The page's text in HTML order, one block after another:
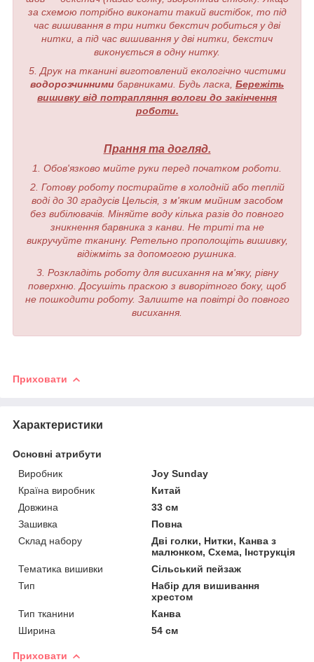
за схемою потрібно виконати такий вистібок, то під
час вишивання в три нитки бекстич робиться у дві
нитки, а під час вишивання у дві нитки, бекстич
виконується в одну нитку.
5. Друк на тканині виготовлений екологічно чистими
водорозчинними барвниками. Будь ласка, Бережіть
вишивку від потрапляння вологи до закінчення
роботи.
Прання та догляд.
1. Обов'язково мийте руки перед початком роботи.
2. Готову роботу постирайте в холодній або теплій
воді до 30 градусів Цельсія, з м'яким мийним засобом
без вибілювачів. Міняйте воду кілька разів до повного
зникнення барвника з канви. Не триті та не
викручуйте тканину. Ретельно прополощіть вишивку,
відіжміть за допомогою рушника.
3. Розкладіть роботу для висихання на м'яку, рівну
поверхню. Досушіть праскою з виворітного боку, щоб
не пошкодити роботу. Залиште на повітрі до повного
висихання.
Приховати
Характеристики
Основні атрибути
Виробник
Joy Sunday
Країна виробник
Китай
Довжина
33 см
Зашивка
Повна
Склад набору
Дві голки, Нитки, Канва з
малюнком, Схема, Інструкція
Тематика вишивки
Сільський пейзаж
Тип
Набір для вишивання
хрестом
Тип тканини
Канва
Ширина
54 см
Приховати